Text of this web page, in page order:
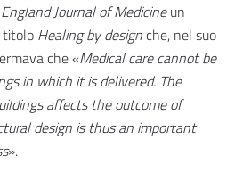
Journal of Medicineun
titolo Healing by designche, nel suo
che «Medical care cannot be
in which it is delivered. The
affects the outcome of
design is thus an important
».